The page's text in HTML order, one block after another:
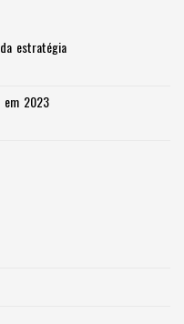
estratégia
em 2023